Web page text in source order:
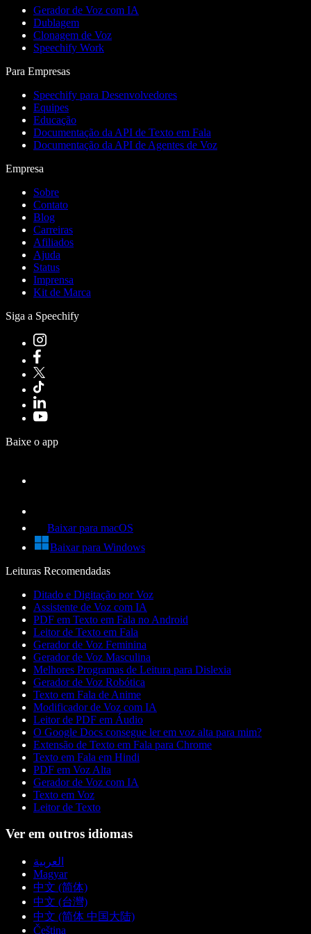
Gerador de Voz com IA
Dublagem
Clonagem de Voz
Speechify Work
Para Empresas
Speechify para Desenvolvedores
Equipes
Educação
Documentação da API de Texto em Fala
Documentação da API de Agentes de Voz
Empresa
Sobre
Contato
Blog
Carreiras
Afiliados
Ajuda
Status
Imprensa
Kit de Marca
Siga a Speechify
Baixe o app
Baixar para macOS
Baixar para Windows
Leituras Recomendadas
Ditado e Digitação por Voz
Assistente de Voz com IA
PDF em Texto em Fala no Android
Leitor de Texto em Fala
Gerador de Voz Feminina
Gerador de Voz Masculina
Melhores Programas de Leitura para Dislexia
Gerador de Voz Robótica
Texto em Fala de Anime
Modificador de Voz com IA
Leitor de PDF em Áudio
O Google Docs consegue ler em voz alta para mim?
Extensão de Texto em Fala para Chrome
Texto em Fala em Hindi
PDF em Voz Alta
Gerador de Voz com IA
Texto em Voz
Leitor de Texto
Ver em outros idiomas
العربية
Magyar
中文 (简体)
中文 (台灣)
中文 (简体 中国大陆)
Čeština